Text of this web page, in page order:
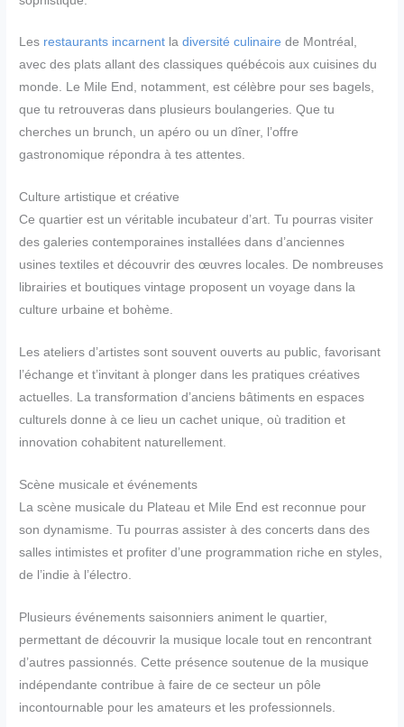
Les restaurants incarnent ladiversité culinaire de Montréal,
avec des plats allant des classiques québécois aux cuisines du
monde. Le Mile End, notamment, est célèbre pour ses bagels,
que tu retrouveras dans plusieurs boulangeries. Que tu
cherches un brunch, un apéro ou un dîner, l’offre
gastronomique répondra à tes attentes.
Culture artistique et créative
Ce quartier est un véritable incubateur d’art. Tu pourras visiter
des galeries contemporaines installées dans d’anciennes
usines textiles et découvrir des œuvres locales. De nombreuses
librairies et boutiques vintage proposent un voyage dans la
culture urbaine et bohème.
Les ateliers d’artistes sont souvent ouverts au public, favorisant
l’échange et t’invitant à plonger dans les pratiques créatives
actuelles. La transformation d’anciens bâtiments en espaces
culturels donne à ce lieu un cachet unique, où tradition et
innovation cohabitent naturellement.
Scène musicale et événements
La scène musicale du Plateau et Mile End est reconnue pour
son dynamisme. Tu pourras assister à des concerts dans des
salles intimistes et profiter d’une programmation riche en styles,
de l’indie à l’électro.
Plusieurs événements saisonniers animent le quartier,
permettant de découvrir la musique locale tout en rencontrant
d’autres passionnés. Cette présence soutenue de la musique
indépendante contribue à faire de ce secteur un pôle
incontournable pour les amateurs et les professionnels.